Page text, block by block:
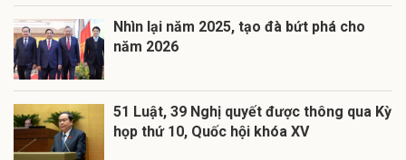
Nhìn lại năm 2025, tạo đà bứt phá cho
năm 2026
51 Luật, 39 Nghị quyết được thông qua Kỳ
họp thứ 10, Quốc hội khóa XV